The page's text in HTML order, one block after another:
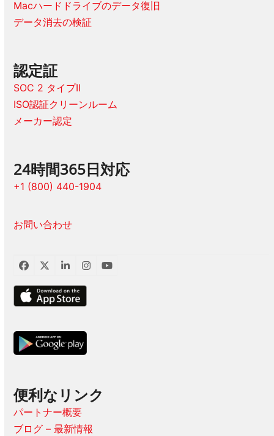
Macハードドライブのデータ復旧
データ消去の検証
認定証
SOC 2 タイプII
ISO認証クリーンルーム
メーカー認定
24時間365日対応
+1 (800) 440-1904
お問い合わせ
フ
イ
ス
ブ
ク
ツ
ッ
タ
ー
LinkedIn
イ
ス
グ
ム
ユ
便利なリンク
パートナー概要
ブログ – 最新情報